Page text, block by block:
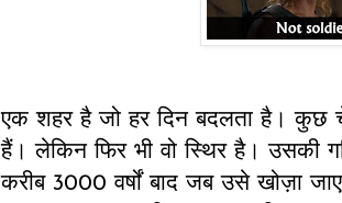
एक शहर है जो हर दिन बदलता है।
हैं। लेकिन फिर भी वो स्थिर है। उसकी
करीब 3000 वर्षों बाद जब उसे खोज़ा